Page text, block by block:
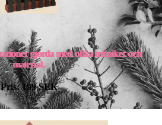
gjorda med olika tekniker och
material.
Pris: 199 SEK